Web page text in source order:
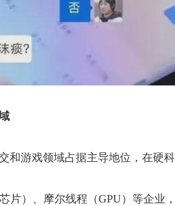
和游戏领域占据主导地位，在硬科
片）、摩尔线程（GPU）等企业